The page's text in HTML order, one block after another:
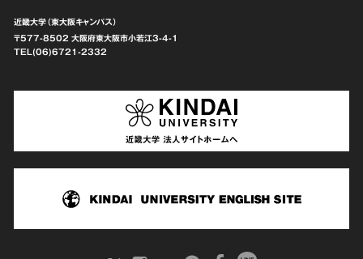
近畿大学（東大阪キャンパス）
〒577-8502 大阪府東大阪市小若江3-4-1
TEL(06)6721-2332